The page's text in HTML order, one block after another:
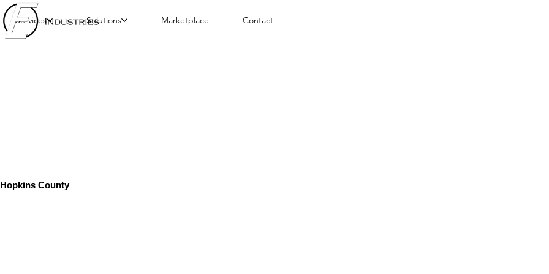
Services Solutions Marketplace Contact
Hopkins County